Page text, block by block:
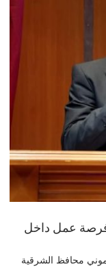
الشرقية:يعلن عن توفير 1837 فرصة عمل داخل
محافظ الشرقية